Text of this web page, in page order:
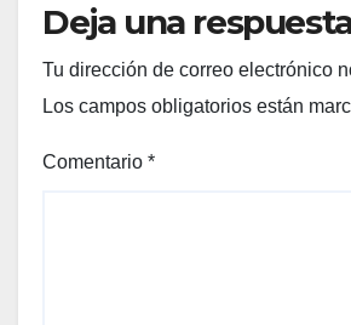
Deja una
Tu dirección de correo electrónico
Los campos obligatorios están
Comentario *